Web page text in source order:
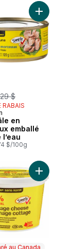
calibre extra-gros
$
en
emballé
$/100g
Ajouter
emballé dans
au Canada
Ajouter